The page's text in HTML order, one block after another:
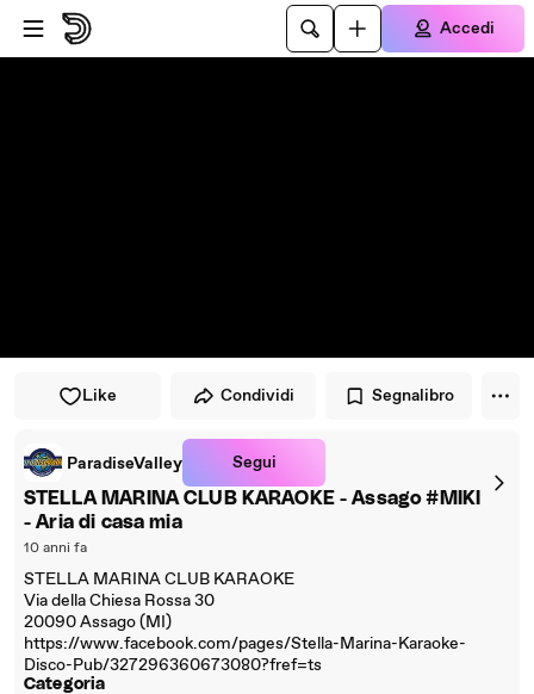
Vai al lettore
Passa al contenuto principale
Accedi
Like Condividi Segnalibro
ParadiseValley Segui
STELLA MARINA CLUB KARAOKE - Assago #MIKI
- Aria di casa mia
10 anni fa
STELLA MARINA CLUB KARAOKE
Via della Chiesa Rossa 30
20090 Assago (MI)
https://www.facebook.com/pages/Stella-Marina-Karaoke-
Disco-Pub/327296360673080?fref=ts
Categoria